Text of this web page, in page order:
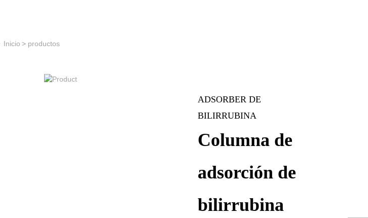
Inicio productos
ADSORBER DE
BILIRRUBINA
Columna de
adsorción de
bilirrubina